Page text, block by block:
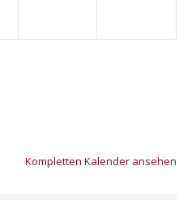
Kom­plet­ten Kalen­der anse­hen